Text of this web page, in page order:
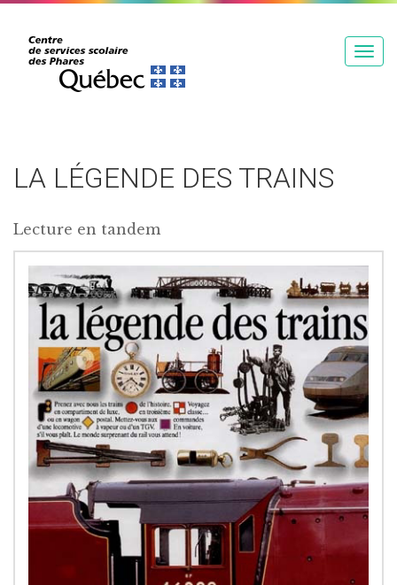
T
i
a
t
i
o
n
LA LÉGENDE DES TRAINS
Lecture en tandem